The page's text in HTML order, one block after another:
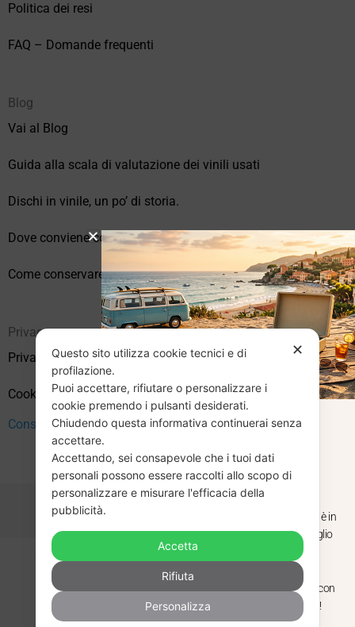
Politica dei resi
FAQ – Domande frequenti
Blog
Vai al Blog
Guida alla scala di valutazione dei vinili usati
Dischi in vinile, un po’ di storia.
Dove conviene comprare vinili online?
Come conservare correttamente i vinili usati
Privacy
Privacy Policy
Cookie Policy (UE)
Consenso
Copyright © 2026 Vendita Vinili Usati | P.IVA 12240940960
NextWebStudio
✕
Questo sito utilizza cookie tecnici e di
profilazione.
Puoi accettare, rifiutare o personalizzare i
cookie premendo i pulsanti desiderati.
Chiudendo questa informativa continuerai senza
accettare.
Accettando, sei consapevole che i tuoi dati
personali possono essere raccolti allo scopo di
personalizzare e misurare l'efficacia della
pubblicità.
Accetta
Rifiuta
Personalizza
CHIUSURA
ESTIVA
Dal 29 luglio al 31 agosto venditaviniliusati.it è in
pausa estiva. Gli ordini ricevuti entro il 29 luglio
saranno spediti regolarmente.
Torniamo il 1 settembre, pronti a riprendere con
nuovi arrivi. Buona estate e buon ascolto!